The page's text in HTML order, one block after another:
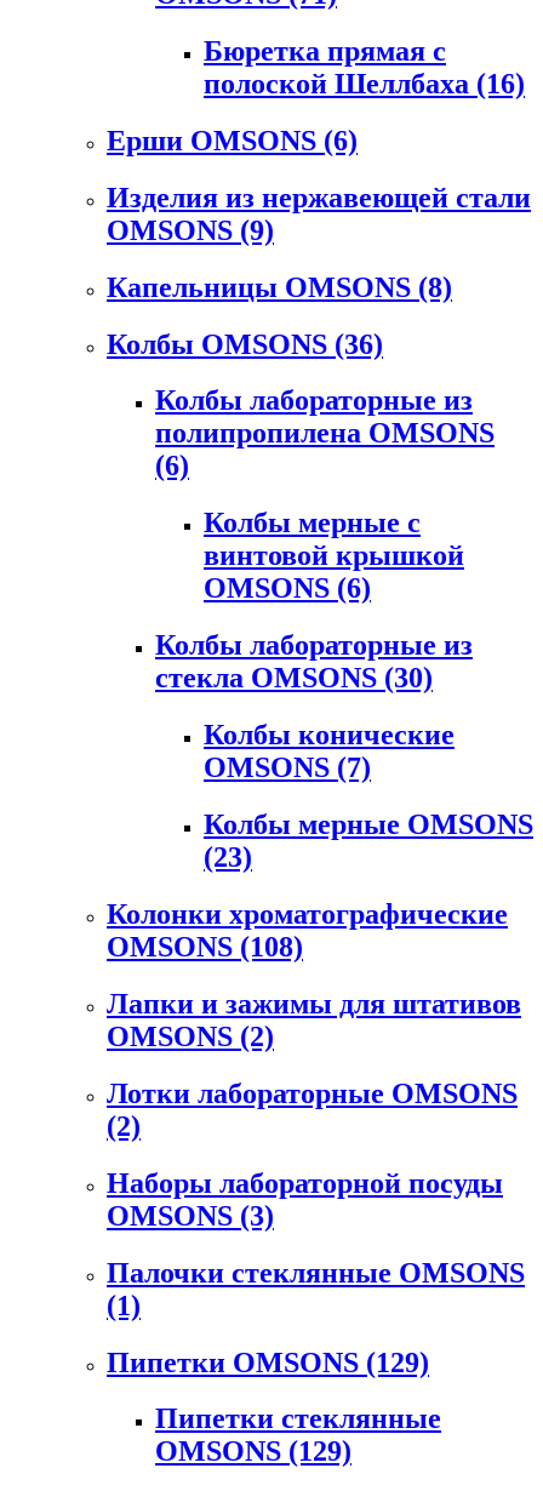
Бюретка прямая с
полоской Шеллбаха (16)
Ерши OMSONS (6)
Изделия из нержавеющей стали
OMSONS (9)
Капельницы OMSONS (8)
Колбы OMSONS (36)
Колбы лабораторные из
полипропилена OMSONS
(6)
Колбы мерные с
винтовой крышкой
OMSONS (6)
Колбы лабораторные из
стекла OMSONS (30)
Колбы конические
OMSONS (7)
Колбы мерные OMSONS
(23)
Колонки хроматографические
OMSONS (108)
Лапки и зажимы для штативов
OMSONS (2)
Лотки лабораторные OMSONS
(2)
Наборы лабораторной посуды
OMSONS (3)
Палочки стеклянные OMSONS
(1)
Пипетки OMSONS (129)
Пипетки стеклянные
OMSONS (129)